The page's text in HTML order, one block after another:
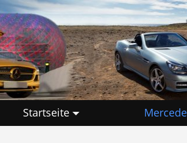
Startseite